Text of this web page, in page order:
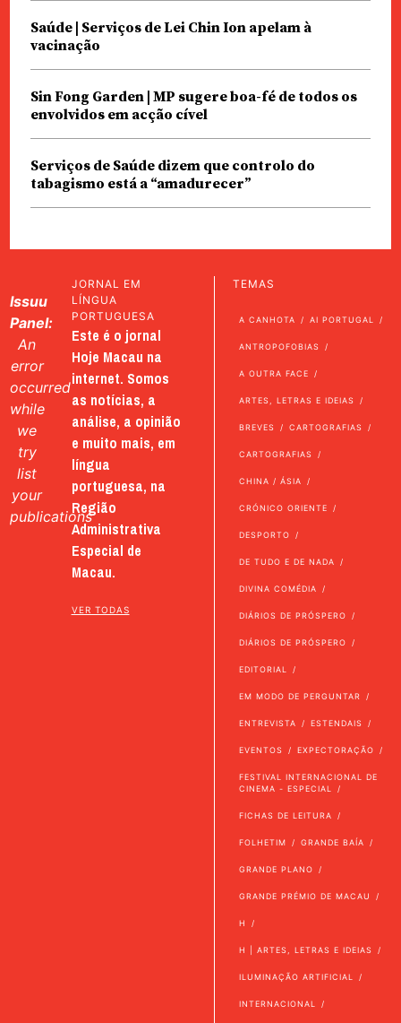
Saúde | Serviços de Lei Chin Ion apelam à
vacinação
Sin Fong Garden | MP sugere boa-fé de todos os
envolvidos em acção cível
Serviços de Saúde dizem que controlo do
tabagismo está a “amadurecer”
Issuu
Panel:
An
error
occurred
while
we
try
list
your
publications
JORNAL EM
LÍNGUA
PORTUGUESA
Este é o jornal
Hoje Macau na
internet. Somos
as notícias, a
análise, a opinião
e muito mais, em
língua
portuguesa, na
Região
Administrativa
Especial de
Macau.
VER TODAS
TEMAS
A CANHOTA AI PORTUGAL
ANTROPOFOBIAS
A OUTRA FACE
ARTES, LETRAS E IDEIAS
BREVES CARTOGRAFIAS
CARTOGRAFIAS
CHINA / ÁSIA
CRÓNICO ORIENTE
DESPORTO
DE TUDO E DE NADA
DIVINA COMÉDIA
DIÁRIOS DE PRÓSPERO
DIÁRIOS DE PRÓSPERO
EDITORIAL
EM MODO DE PERGUNTAR
ENTREVISTA ESTENDAIS
EVENTOS EXPECTORAÇÃO
FESTIVAL INTERNACIONAL DE
CINEMA - ESPECIAL
FICHAS DE LEITURA
FOLHETIM GRANDE BAÍA
GRANDE PLANO
GRANDE PRÉMIO DE MACAU
H
H | ARTES, LETRAS E IDEIAS
ILUMINAÇÃO ARTIFICIAL
INTERNACIONAL